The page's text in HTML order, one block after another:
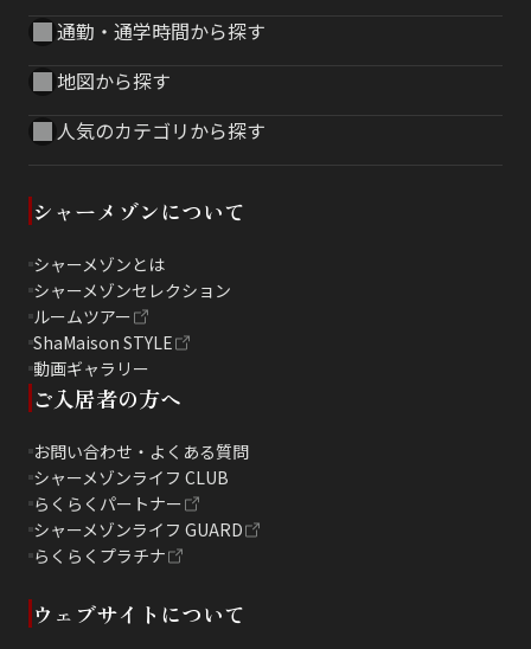
通勤・通学時間から探す
地図から探す
人気のカテゴリから探す
シャーメゾンについて
シャーメゾンとは
シャーメゾンセレクション
ルームツアー
ShaMaison STYLE
動画ギャラリー
ご入居者の方へ
お問い合わせ・よくある質問
シャーメゾンライフ CLUB
らくらくパートナー
シャーメゾンライフ GUARD
らくらくプラチナ
ウェブサイトについて